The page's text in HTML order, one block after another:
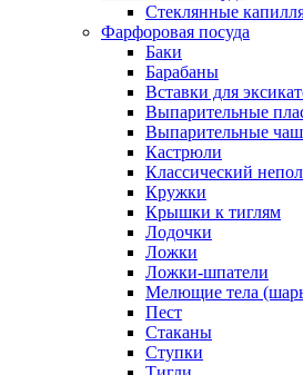
Стеклянные
Фарфоровая посуда
Баки
Барабаны
Вставки для
Выпарительные
Выпарительные
Кастрюли
Классический
Кружки
Крышки к тиглям
Лодочки
Ложки
Ложки-шпатели
Мелющие тела
Пест
Стаканы
Ступки